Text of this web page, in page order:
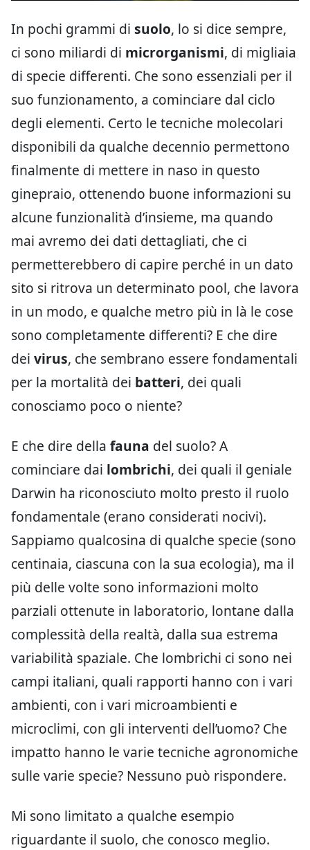
In pochi grammi di suolo, lo si dice sempre,
ci sono miliardi di microrganismi, di migliaia
di specie differenti. Che sono essenziali per il
suo funzionamento, a cominciare dal ciclo
degli elementi. Certo le tecniche molecolari
disponibili da qualche decennio permettono
finalmente di mettere in naso in questo
ginepraio, ottenendo buone informazioni su
alcune funzionalità d’insieme, ma quando
mai avremo dei dati dettagliati, che ci
permetterebbero di capire perché in un dato
sito si ritrova un determinato pool, che lavora
in un modo, e qualche metro più in là le cose
sono completamente differenti? E che dire
dei virus, che sembrano essere fondamentali
per la mortalità dei batteri, dei quali
conosciamo poco o niente?
E che dire della fauna del suolo? A
cominciare dai lombrichi, dei quali il geniale
Darwin ha riconosciuto molto presto il ruolo
fondamentale (erano considerati nocivi).
Sappiamo qualcosina di qualche specie (sono
centinaia, ciascuna con la sua ecologia), ma il
più delle volte sono informazioni molto
parziali ottenute in laboratorio, lontane dalla
complessità della realtà, dalla sua estrema
variabilità spaziale. Che lombrichi ci sono nei
campi italiani, quali rapporti hanno con i vari
ambienti, con i vari microambienti e
microclimi, con gli interventi dell’uomo? Che
impatto hanno le varie tecniche agronomiche
sulle varie specie? Nessuno può rispondere.
Mi sono limitato a qualche esempio
riguardante il suolo, che conosco meglio.